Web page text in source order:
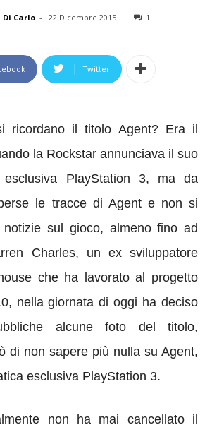
Carlo - 22 Dicembre 2015 1
Twitter
ricordano il titolo Agent? Era il
la Rockstar annunciava il suo
esclusiva PlayStation 3, ma da
le tracce di Agent e non si
sul gioco, almeno fino ad
Charles, un ex sviluppatore
che ha lavorato al progetto
nella giornata di oggi ha deciso
alcune foto del titolo,
di non sapere più nulla su Agent,
esclusiva PlayStation 3.
non ha mai cancellato il